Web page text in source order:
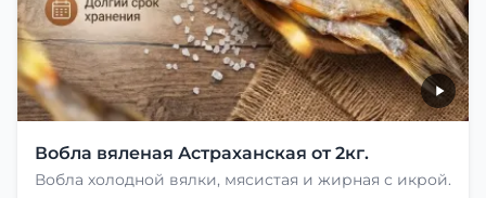
Вобла вяленая Астраханская от 2кг.
Вобла холодной вялки, мясистая и жирная с икрой.